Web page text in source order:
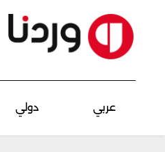
عربي دولي